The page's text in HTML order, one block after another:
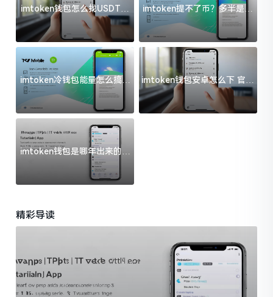
imtoken钱包怎么找USDT地
址？三步搞定不踩坑
imtoken提不了币？多半是这
几件事没处理好
imtoken冷钱包能量怎么搞？
过来人告诉你门道
imtoken钱包安卓怎么下 官方
渠道避坑指南
imtoken钱包是哪年出来的？
一文给你说清楚
精彩导读